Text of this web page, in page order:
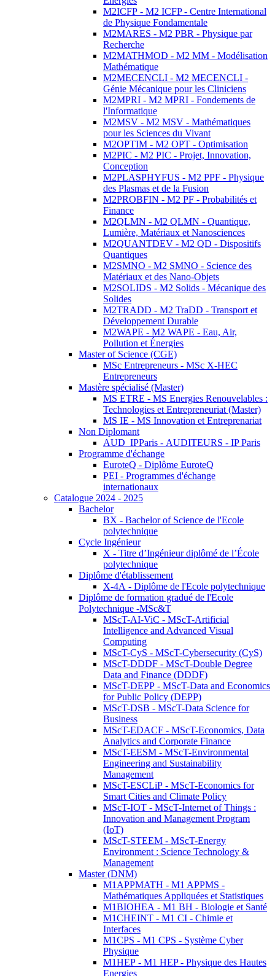
M2ICFP - M2 ICFP - Centre International
de Physique Fondamentale
M2MARES - M2 PBR - Physique par
Recherche
M2MATHMOD - M2 MM - Modélisation
Mathématique
M2MECENCLI - M2 MECENCLI -
Génie Mécanique pour les Cliniciens
M2MPRI - M2 MPRI - Fondements de
l'Informatique
M2MSV - M2 MSV - Mathématiques
pour les Sciences du Vivant
M2OPTIM - M2 OPT - Optimisation
M2PIC - M2 PIC - Projet, Innovation,
Conception
M2PLASPHYFUS - M2 PPF - Physique
des Plasmas et de la Fusion
M2PROBFIN - M2 PF - Probabilités et
Finance
M2QLMN - M2 QLMN - Quantique,
Lumière, Matériaux et Nanosciences
M2QUANTDEV - M2 QD - Dispositifs
Quantiques
M2SMNO - M2 SMNO - Science des
Matériaux et des Nano-Objets
M2SOLIDS - M2 Solids - Mécanique des
Solides
M2TRADD - M2 TraDD - Transport et
Développement Durable
M2WAPE - M2 WAPE - Eau, Air,
Pollution et Énergies
Master of Science (CGE)
MSc Entrepreneurs - MSc X-HEC
Entrepreneurs
Mastère spécialisé (Master)
MS ETRE - MS Energies Renouvelables :
Technologies et Entrepreneuriat (Master)
MS IE - MS Innovation et Entreprenariat
Non Diplomant
AUD_IPParis - AUDITEURS - IP Paris
Programme d'échange
EuroteQ - Diplôme EuroteQ
PEI - Programmes d'échange
internationaux
Catalogue 2024 - 2025
Bachelor
BX - Bachelor of Science de l'Ecole
polytechnique
Cycle Ingénieur
X - Titre d’Ingénieur diplômé de l’École
polytechnique
Diplôme d'établissement
X-4A - Diplôme de l'Ecole polytechnique
Diplôme de formation gradué de l'Ecole
Polytechnique -MSc&T
MScT-AI-ViC - MScT-Artificial
Intelligence and Advanced Visual
Computing
MScT-CyS - MScT-Cybersecurity (CyS)
MScT-DDDF - MScT-Double Degree
Data and Finance (DDDF)
MScT-DEPP - MScT-Data and Economics
for Public Policy (DEPP)
MScT-DSB - MScT-Data Science for
Business
MScT-EDACF - MScT-Economics, Data
Analytics and Corporate Finance
MScT-EESM - MScT-Environmental
Engineering and Sustainability
Management
MScT-ESCLiP - MScT-Economics for
Smart Cities and Climate Policy
MScT-IOT - MScT-Internet of Things :
Innovation and Management Program
(IoT)
MScT-STEEM - MScT-Energy
Environment : Science Technology &
Management
Master (DNM)
M1APPMATH - M1 APPMS -
Mathématiques Appliquées et Statistiques
M1BIOHEA - M1 BH - Biologie et Santé
M1CHEINT - M1 CI - Chimie et
Interfaces
M1CPS - M1 CPS - Système Cyber
Physique
M1HEP - M1 HEP - Physique des Hautes
Energies